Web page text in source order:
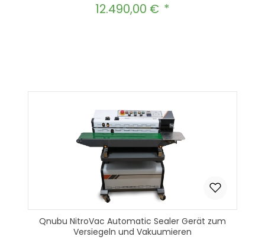
Regulärer Preis:
12.490,00 €
Qnubu NitroVac Automatic Sealer Gerät zum
Versiegeln und Vakuumieren